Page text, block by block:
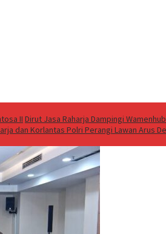
II Dirut Jasa Raharja Dampingi
dan Korlantas Polri Perangi Lawan Arus